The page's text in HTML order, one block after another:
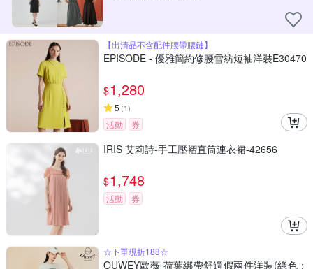
【出清品不含配件腰帶腰鏈】
EPISODE - 優雅簡約修腰雪紡短袖洋裝E30470
$1,280
5 (1)
活動 券
IRIS 艾莉詩-手工壓褶直筒連衣裙-42656
$1,748
活動 券
☆下單現折188☆
OUWEY歐薇 荷葉綁帶舒適假兩件洋裝(綠色；